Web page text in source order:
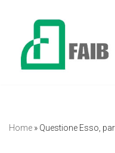
contenuto
Home » Questione Esso,